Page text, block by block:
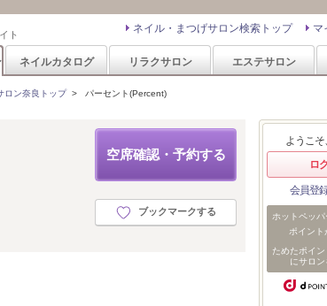
ト マ
ネイル・まつげサロン検索トップ
ネイルカタログ リラクサロン エステサロン
ロン奈良トップ> パーセント(Percent)
空席確認・予約する
ブックマークする
ようこそ
ロ
会員登
ホットペッ
ポイント
ためたポイン
にサロン